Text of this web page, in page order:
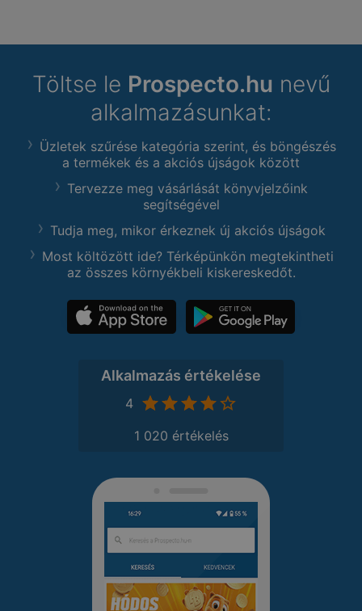
Töltse le Prospecto.hu nevű
alkalmazásunkat:
Üzletek szűrése kategória szerint, és böngészés
a termékek és a akciós újságok között
Tervezze meg vásárlását könyvjelzőink
segítségével
Tudja meg, mikor érkeznek új akciós újságok
Most költözött ide? Térképünkön megtekintheti
az összes környékbeli kiskereskedőt.
Alkalmazás értékelése
4
1 020 értékelés